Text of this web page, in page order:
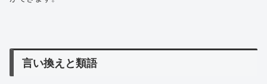
言い換えと類語